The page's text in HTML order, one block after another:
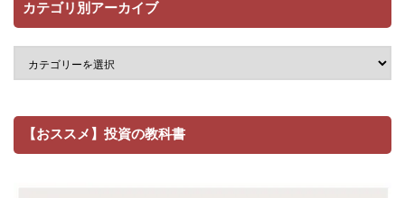
カテゴリ別アーカイブ
【おススメ】投資の教科書